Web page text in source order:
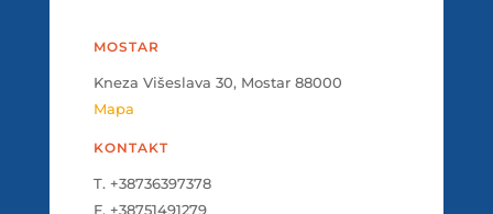
MOSTAR
Kneza Višeslava 30, Mostar 88000
Mapa
KONTAKT
T. +38736397378
F. +38751491279